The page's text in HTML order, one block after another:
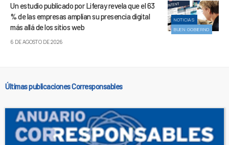
NOTICIAS
BUEN GOBIERNO
Un estudio publicado por Liferay revela que el 63
% de las empresas amplían su presencia digital
más allá de los sitios web
6 DE AGOSTO DE 2026
Últimas publicaciones Corresponsables